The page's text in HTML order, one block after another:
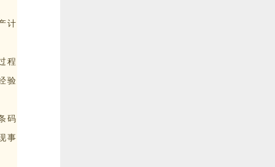
计
程
验
码
事